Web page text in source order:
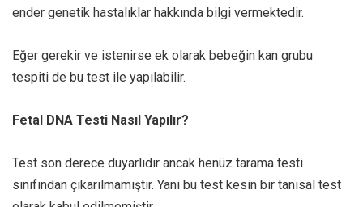
ender genetik hastalıklar hakkında bilgi vermektedir.
Eğer gerekir ve istenirse ek olarak bebeğin kan grubu
tespiti de bu test ile yapılabilir.
Fetal DNA Testi Nasıl Yapılır?
Test son derece duyarlıdır ancak henüz tarama testi
sınıfından çıkarılmamıştır. Yani bu test kesin bir tanısal test